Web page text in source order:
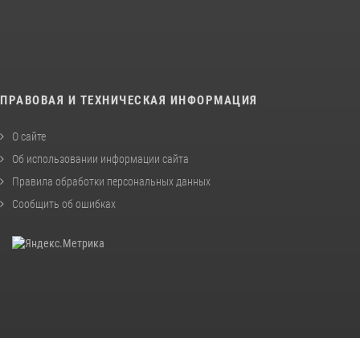
ПРАВОВАЯ И ТЕХНИЧЕСКАЯ ИНФОРМАЦИЯ
О сайте
Об использовании информации сайта
Правила обработки персональных данных
Сообщить об ошибках